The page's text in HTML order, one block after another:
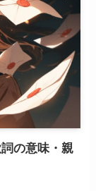
の意味・親